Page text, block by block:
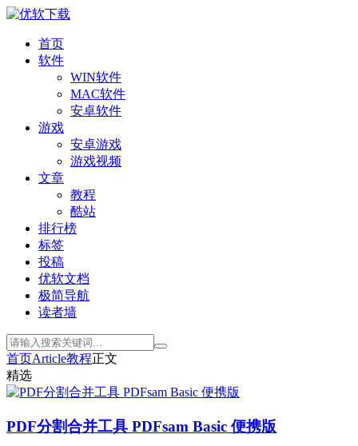
首页
软件
WIN软件
MAC软件
安卓软件
游戏
安卓游戏
游戏视频
文章
教程
酷站
排行榜
标签
投稿
优软文档
极简导航
读者墙
首页Article教程正文
精选
PDF分割合并工具 PDFsam Basic 便携版